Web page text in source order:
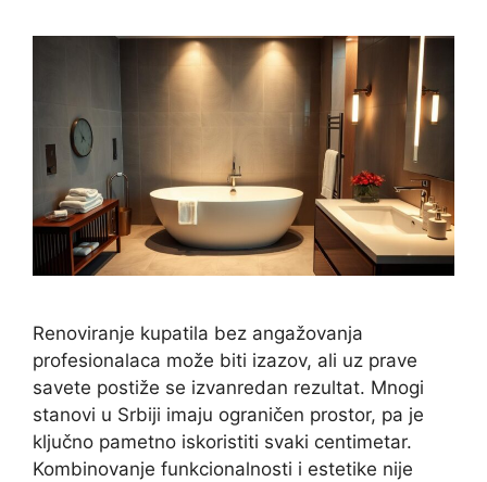
Renoviranje kupatila bez angažovanja
profesionalaca može biti izazov, ali uz prave
savete postiže se izvanredan rezultat. Mnogi
stanovi u Srbiji imaju ograničen prostor, pa je
ključno pametno iskoristiti svaki centimetar.
Kombinovanje funkcionalnosti i estetike nije